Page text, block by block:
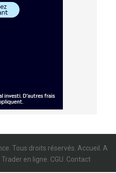
Tous droits réservés. Accueil . A
Trader en ligne. CGU. Contact